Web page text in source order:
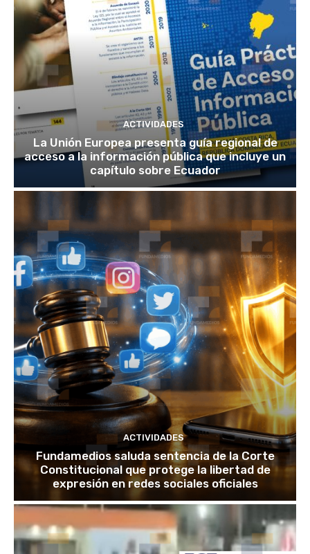
ACTIVIDADES
La Unión Europea presenta guía regional de
acceso a la información pública que incluye un
capítulo sobre Ecuador
ACTIVIDADES
Fundamedios saluda sentencia de la Corte
Constitucional que protege la libertad de
expresión en redes sociales oficiales